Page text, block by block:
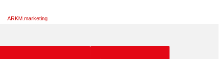
ARKM.marketing